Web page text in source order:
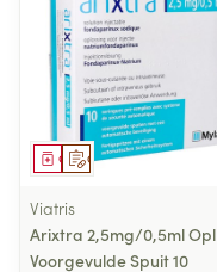
Op voorschrift
Geneesmiddel
Viatris
Arixtra 2,5mg/0,5ml
Voorgevulde Spuit 10